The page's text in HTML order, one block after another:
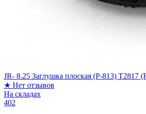
JR- 8.25 Заглушка плоская (P-813) T2817
★ Нет отзывов
На складах
402